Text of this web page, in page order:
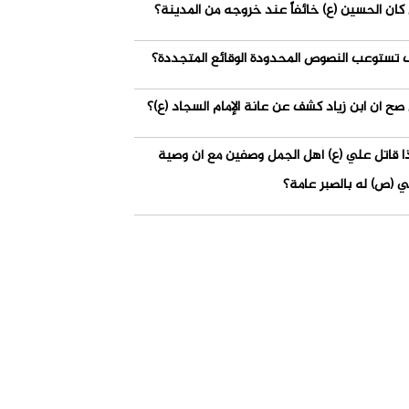
الحسين (ع) خائفاً عند خروجه من المدينة؟
تستوعب النصوص المحدودة الوقائع المتجددة؟
أن ابن زياد كشف عن عانة الإمام السجاد (ع)؟
قاتل علي (ع) أهل الجمل وصفين مع أن وصية
(ص) له بالصبر عامة؟